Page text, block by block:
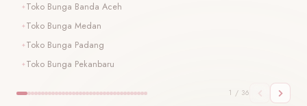
Toko Bunga Banda Aceh
Toko Bunga Medan
Toko Bunga Padang
Toko Bunga Pekanbaru
1 / 36